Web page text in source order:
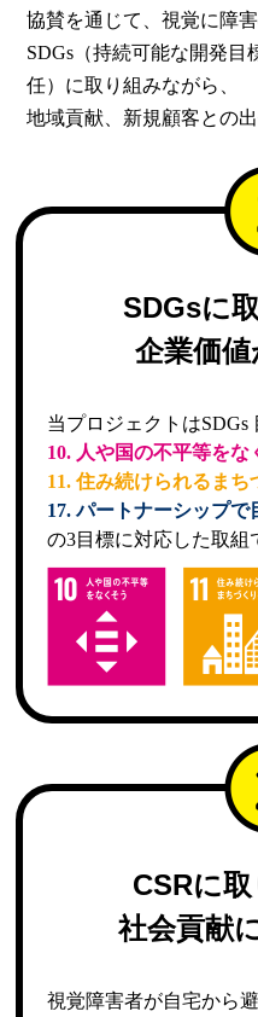
協賛を通じて、視覚に障
SDGs（持続可能な開発目
任）に取り組みながら、
地域貢献、新規顧客との
SDGsに
企業価
当プロジェクトはSDGs
10. 人や国の不平等をな
11. 住み続けられるまち
17. パートナーシップで
の3目標に対応した取組
CSRに
社会貢献
視覚障害者が自宅から